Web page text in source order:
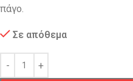
πάγο.
Σε απόθεμα